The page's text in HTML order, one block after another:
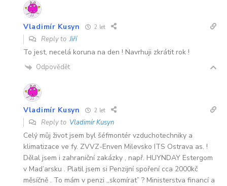
Vladimír Kusyn 2 let
Reply toJiří
To jest, necelá koruna na den ! Navrhuji zkrátit rok !
Odpovědět
Vladimír Kusyn 2 let
Reply to Vladimír Kusyn
Celý můj život jsem byl šéfmontér vzduchotechniky a
klimatizace ve fy. ZVVZ-Enven Milevsko ITS Ostrava as. !
Dělal jsem i zahraniční zakázky , např. HUYNDAY Estergom
v Mad’arsku . Platil jsem si Penzijní spoření cca 2000kč
měsíčně . To mám v penzi ,,skomírat” ? Ministerstva financí a